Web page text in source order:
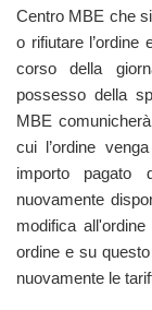
Centro MBE che
o rifiutare
corso della
possesso della
MBE
cui l’ordine
importo pagato
nuovamente
modifica
ordine e su
nuovamente le